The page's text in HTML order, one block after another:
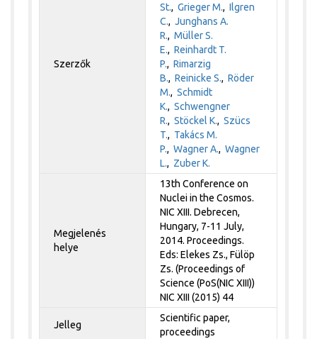
Szerzők
St.,Grieger M.,Ilgren
C.,Junghans A.
R.,Müller S.
E.,Reinhardt T.
P.,Rimarzig
B.,Reinicke S.,Röder
M.,Schmidt
K.,Schwengner
R.,Stöckel K.,Szücs
T., Takács M.
P.,Wagner A.,Wagner
L., Zuber K.
Megjelenés
helye
13th Conference on
Nuclei in the Cosmos.
NIC XIII. Debrecen,
Hungary, 7-11 July,
2014. Proceedings.
Eds: Elekes Zs., Fülöp
Zs. (Proceedings of
Science (PoS(NIC XIII))
NIC XIII (2015) 44
Jelleg
Scientific paper,
proceedings